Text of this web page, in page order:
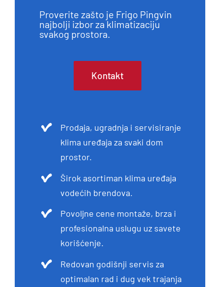
Proverite zašto je Frigo Pingvin
najbolji izbor za klimatizaciju
svakog prostora.
Kontakt
Prodaja, ugradnja i servisiranje
klima uređaja za svaki dom
prostor.
Širok asortiman klima uređaja
vodećih brendova.
Povoljne cene montaže, brza i
profesionalna uslugu uz savete
korišćenje.
Redovan godišnji servis za
optimalan rad i dug vek trajanja